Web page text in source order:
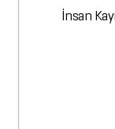
İnsan